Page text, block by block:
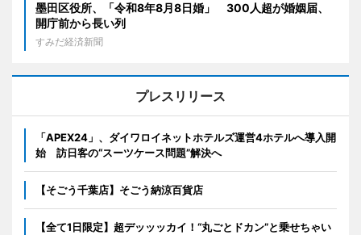
墨田区役所、「令和8年8月8日婚」 300人超が婚姻届、
開庁前から長い列
すみだ経済新聞
プレスリリース
「APEX24」、ダイワロイネットホテルズ運営4ホテルへ導入開
始 訪日客の“スーツケース問題”解決へ
【そごう千葉店】そごう納涼百貨店
【全て1日限定】超デッッッカイ！“丸ごとドカン”と乗せちゃい